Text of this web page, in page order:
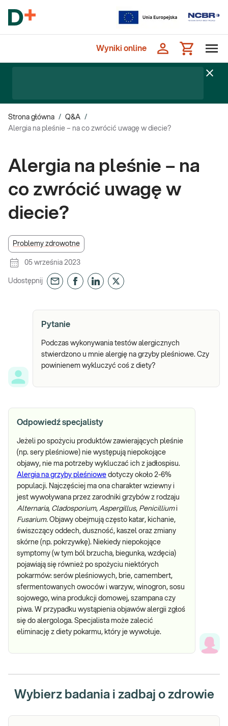
Wyniki online
Strona główna / Q&A /
Alergia na pleśnie – na co zwrócić uwagę w diecie?
Alergia na pleśnie – na
co zwrócić uwagę w
diecie?
Problemy zdrowotne
05 września 2023
Udostępnij
Pytanie
Podczas wykonywania testów alergicznych
stwierdzono u mnie alergię na grzyby pleśniowe. Czy
powinienem wykluczyć coś z diety?
Odpowiedź specjalisty
Jeżeli po spożyciu produktów zawierających pleśnie
(np. sery pleśniowe) nie występują niepokojące
objawy, nie ma potrzeby wykluczać ich z jadłospisu.
Alergia na grzyby pleśniowe dotyczy około 2-6%
populacji. Najczęściej ma ona charakter wziewny i
jest wywoływana przez zarodniki grzybów z rodzaju
Alternaria, Cladosporium, Aspergillus, Penicilliumi
Fusarium. Objawy obejmują często katar, kichanie,
świszczący oddech, duszność, kaszel oraz zmiany
skórne (np. pokrzywkę). Niekiedy niepokojące
symptomy (w tym ból brzucha, biegunka, wzdęcia)
pojawiają się również po spożyciu niektórych
pokarmów: serów pleśniowych, brie, camembert,
sfermentowanych owoców i warzyw, winogron, sosu
sojowego, wina produkcji domowej, szampana czy
piwa. W przypadku wystąpienia objawów alergii zgłoś
się do alergologa. Specjalista może zalecić
eliminację z diety pokarmu, który je wywołuje.
Wybierz badania i zadbaj o zdrowie